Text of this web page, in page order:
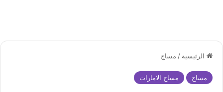
الرئيسية / مساج
مساج مساج الامارات